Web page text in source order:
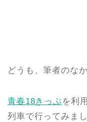
どうも、筆者のな
青春18きっぷを利
列車で行ってみまし